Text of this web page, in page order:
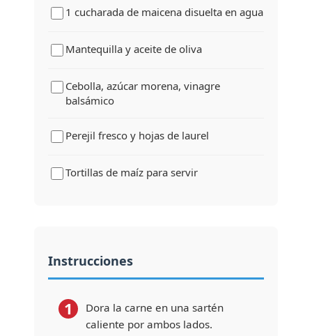
1 cucharada de maicena disuelta en agua
Mantequilla y aceite de oliva
Cebolla, azúcar morena, vinagre
balsámico
Perejil fresco y hojas de laurel
Tortillas de maíz para servir
Instrucciones
1
Dora la carne en una sartén
caliente por ambos lados.